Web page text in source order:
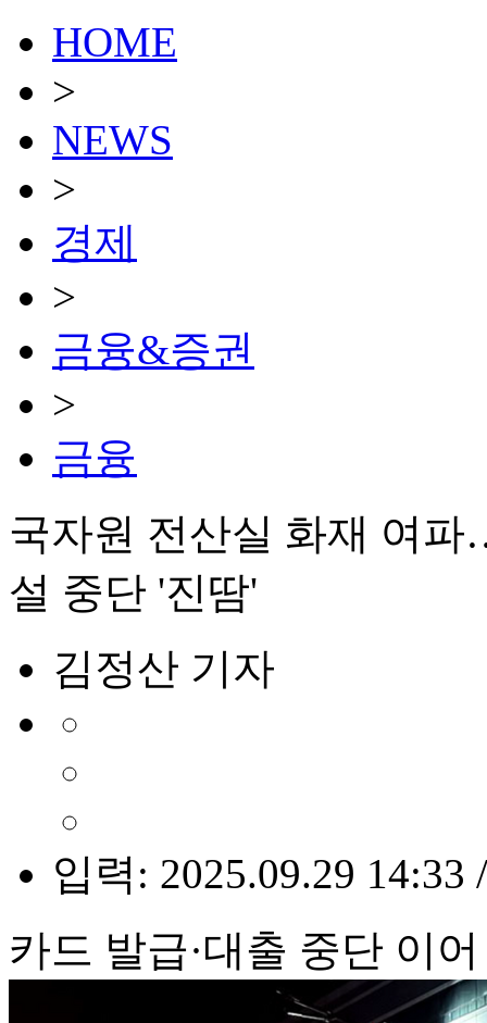
HOME
>
NEWS
>
경제
>
금융&증권
>
금융
국자원 전산실 화재 여
설 중단 '진땀'
김정산 기자
입력: 2025.09.29 14:33
카드 발급·대출 중단 이